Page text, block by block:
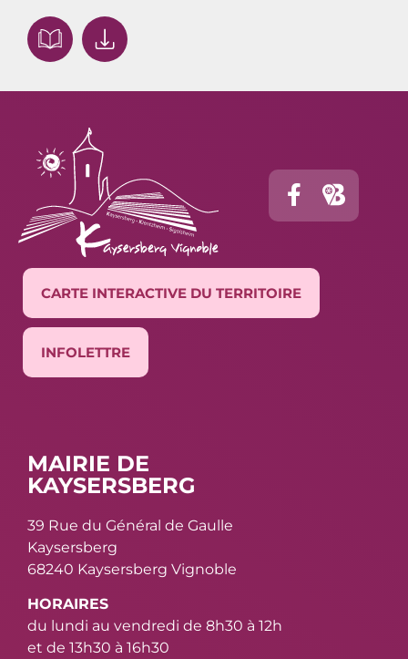
CARTE INTERACTIVE DU TERRITOIRE
INFOLETTRE
MAIRIE DE
KAYSERSBERG
39 Rue du Général de Gaulle
Kaysersberg
68240 Kaysersberg Vignoble
HORAIRES
du lundi au vendredi de 8h30 à 12h
et de 13h30 à 16h30